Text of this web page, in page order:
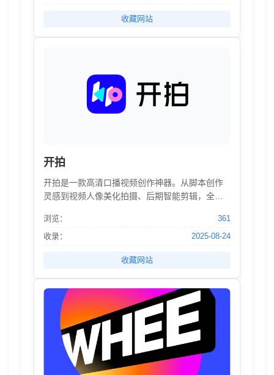
收藏网站
开拍
开拍是一款高清口播视频创作神器。从脚本创作
灵感到视频人像美化拍摄、后期智能剪辑，全链
快、剪的快、涨粉快！
浏览：
361
收录：
2025-08-24
收藏网站